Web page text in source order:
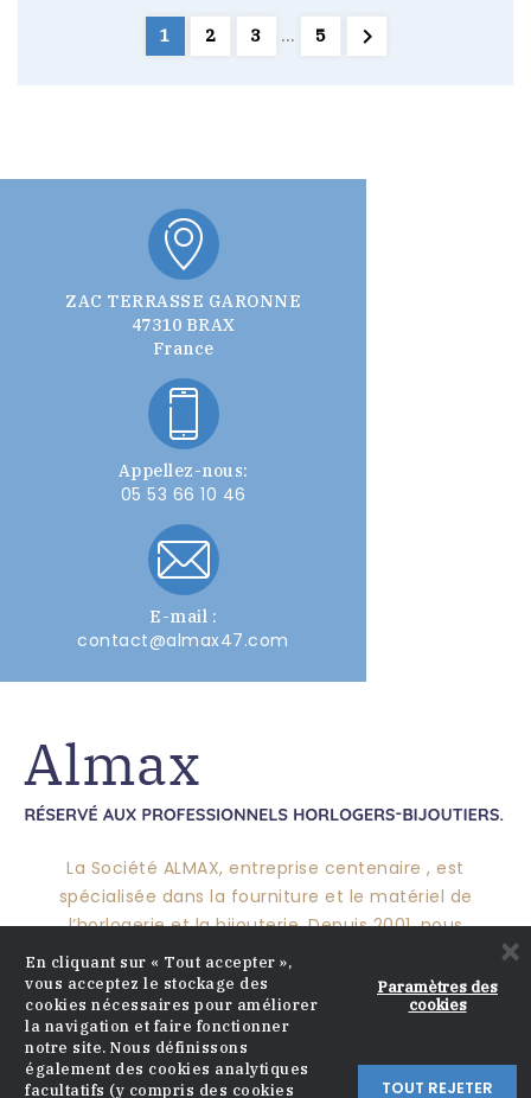
1 2 3 … 5 
ZAC TERRASSE GARONNE
47310 BRAX
France
Appellez-nous:
05 53 66 10 46
E-mail :
contact@almax47.com
La Société ALMAX, entreprise centenaire , est
spécialisée dans la fourniture et le matériel de
l’horlogerie et la bijouterie. Depuis 2001, nous
pérennisons ce savoir-faire pour vous proposer un
large choix de produits et mettre nos compétences à
votre service.
×
En cliquant sur « Tout accepter »,
vous acceptez le stockage des
cookies nécessaires pour améliorer
la navigation et faire fonctionner
notre site. Nous définissons
également des cookies analytiques
facultatifs (y compris des cookies
Paramètres des
cookies
TOUT REJETER